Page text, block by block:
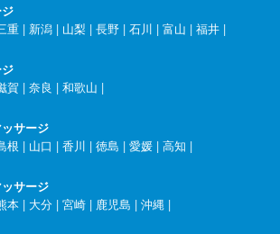
重 | 新潟 | 山梨 | 長野 | 石川 | 富山 | 福井 |
賀 | 奈良 | 和歌山 |
サージ
根 | 山口 | 香川 | 徳島 | 愛媛 | 高知 |
サージ
本 | 大分 | 宮崎 | 鹿児島 | 沖縄 |